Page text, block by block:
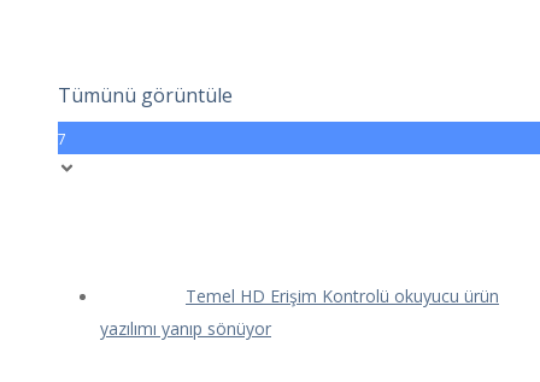
Tümünü görüntüle
7
Temel HD Erişim Kontrolü okuyucu ürün
yazılımı yanıp sönüyor